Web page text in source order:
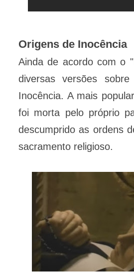
Origens de Inocência
Ainda de acordo com o
diversas versões
Inocência. A mais
foi morta pelo próprio
descumprido as ordens
sacramento religioso.